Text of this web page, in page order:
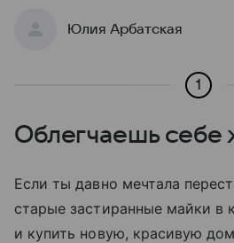
Юлия Арбатская
1
Облегчаешь себе
Если ты давно мечтала
старые застиранные майки в
и купить новую, красивую